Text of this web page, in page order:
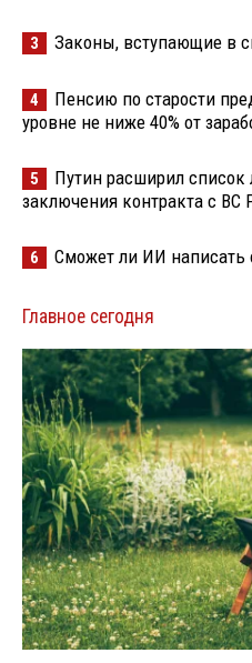
3 Законы, вступающие в
4
Пенсию по старости
уровне не ниже 40% от
5
Путин расширил
заключения контракта с ВС
6 Сможет ли ИИ написать
Главное сегодня